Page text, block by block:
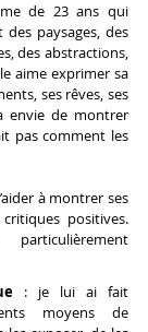
de 23 ans qui
paysages, des
des abstractions,
aime exprimer sa
ses rêves, ses
envie de montrer
pas comment les
à montrer ses
positives.
: je lui ai fait
moyens de